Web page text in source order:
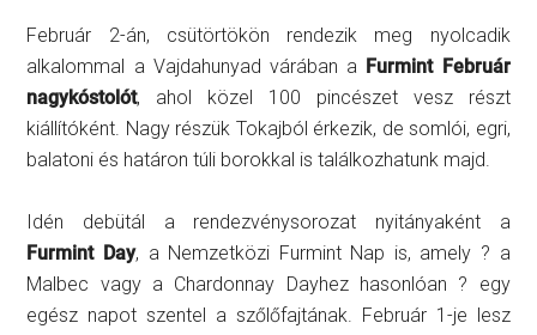
Február 2-án, csütörtökön rendezik meg nyolcadik
alkalommal a Vajdahunyad várában a Furmint Február
nagykóstolót, ahol közel 100 pincészet vesz részt
kiállítóként. Nagy részük Tokajból érkezik, de somlói, egri,
balatoni és határon túli borokkal is találkozhatunk majd.
Idén debütál a rendezvénysorozat nyitányaként a
Furmint Day, a Nemzetközi Furmint Nap is, amely ? a
Malbec vagy a Chardonnay Dayhez hasonlóan ? egy
egész napot szentel a szőlőfajtának. Február 1-je lesz